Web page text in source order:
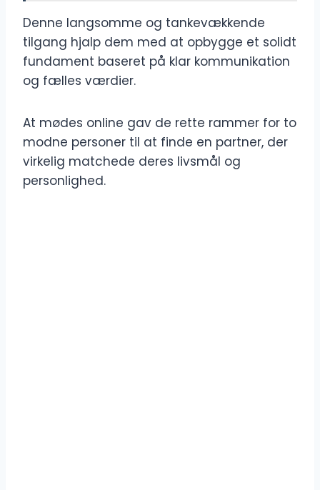
Denne langsomme og tankevækkende
tilgang hjalp dem med at opbygge et solidt
fundament baseret på klar kommunikation
og fælles værdier.
At mødes online gav de rette rammer for to
modne personer til at finde en partner, der
virkelig matchede deres livsmål og
personlighed.